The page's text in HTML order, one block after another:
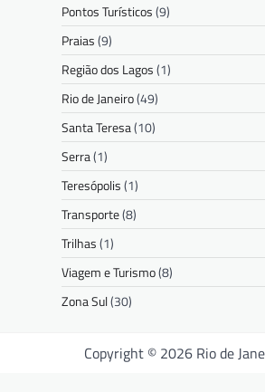
Pontos Turísticos(9)
Praias(9)
Região dos Lagos(1)
Rio de Janeiro(49)
Santa Teresa(10)
Serra(1)
Teresópolis(1)
Transporte(8)
Trilhas(1)
Viagem e Turismo(8)
Zona Sul(30)
Copyright © 2026 Rio de